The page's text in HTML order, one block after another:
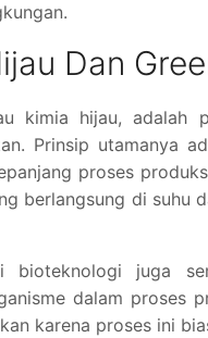
Dan
kimia hijau, adalah
Prinsip utamanya
proses
berlangsung di suhu
bioteknologi juga
dalam proses
karena proses ini